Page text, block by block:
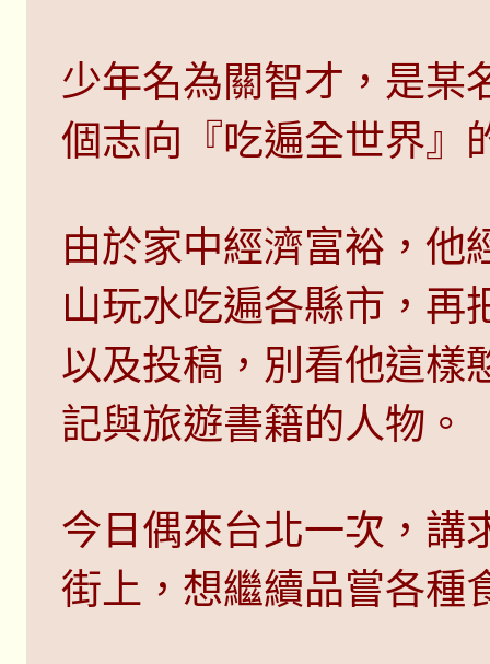
少年名為關智才，是某
個志向『吃遍全世界』
由於家中經濟富裕，他
山玩水吃遍各縣市，再
以及投稿，別看他這樣
記與旅遊書籍的人物。
今日偶來台北一次，講
街上，想繼續品嘗各種